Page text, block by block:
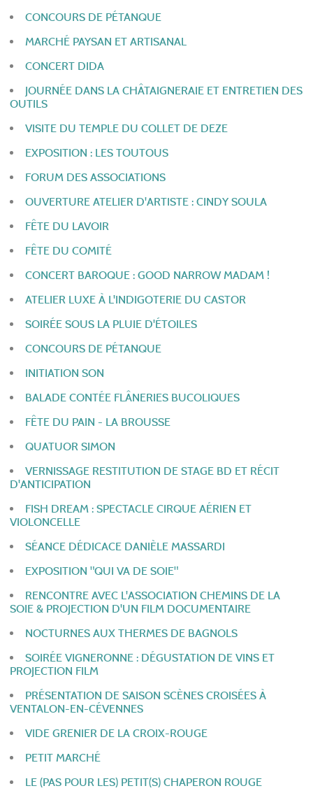
CONCOURS DE PÉTANQUE
MARCHÉ PAYSAN ET ARTISANAL
CONCERT DIDA
JOURNÉE DANS LA CHÂTAIGNERAIE ET ENTRETIEN DES
OUTILS
VISITE DU TEMPLE DU COLLET DE DEZE
EXPOSITION : LES TOUTOUS
FORUM DES ASSOCIATIONS
OUVERTURE ATELIER D'ARTISTE : CINDY SOULA
FÊTE DU LAVOIR
FÊTE DU COMITÉ
CONCERT BAROQUE : GOOD NARROW MADAM !
ATELIER LUXE À L'INDIGOTERIE DU CASTOR
SOIRÉE SOUS LA PLUIE D'ÉTOILES
CONCOURS DE PÉTANQUE
INITIATION SON
BALADE CONTÉE FLÂNERIES BUCOLIQUES
FÊTE DU PAIN - LA BROUSSE
QUATUOR SIMON
VERNISSAGE RESTITUTION DE STAGE BD ET RÉCIT
D'ANTICIPATION
FISH DREAM : SPECTACLE CIRQUE AÉRIEN ET
VIOLONCELLE
SÉANCE DÉDICACE DANIÈLE MASSARDI
EXPOSITION "QUI VA DE SOIE"
RENCONTRE AVEC L'ASSOCIATION CHEMINS DE LA
SOIE & PROJECTION D'UN FILM DOCUMENTAIRE
NOCTURNES AUX THERMES DE BAGNOLS
SOIRÉE VIGNERONNE : DÉGUSTATION DE VINS ET
PROJECTION FILM
PRÉSENTATION DE SAISON SCÈNES CROISÉES À
VENTALON-EN-CÉVENNES
VIDE GRENIER DE LA CROIX-ROUGE
PETIT MARCHÉ
LE (PAS POUR LES) PETIT(S) CHAPERON ROUGE